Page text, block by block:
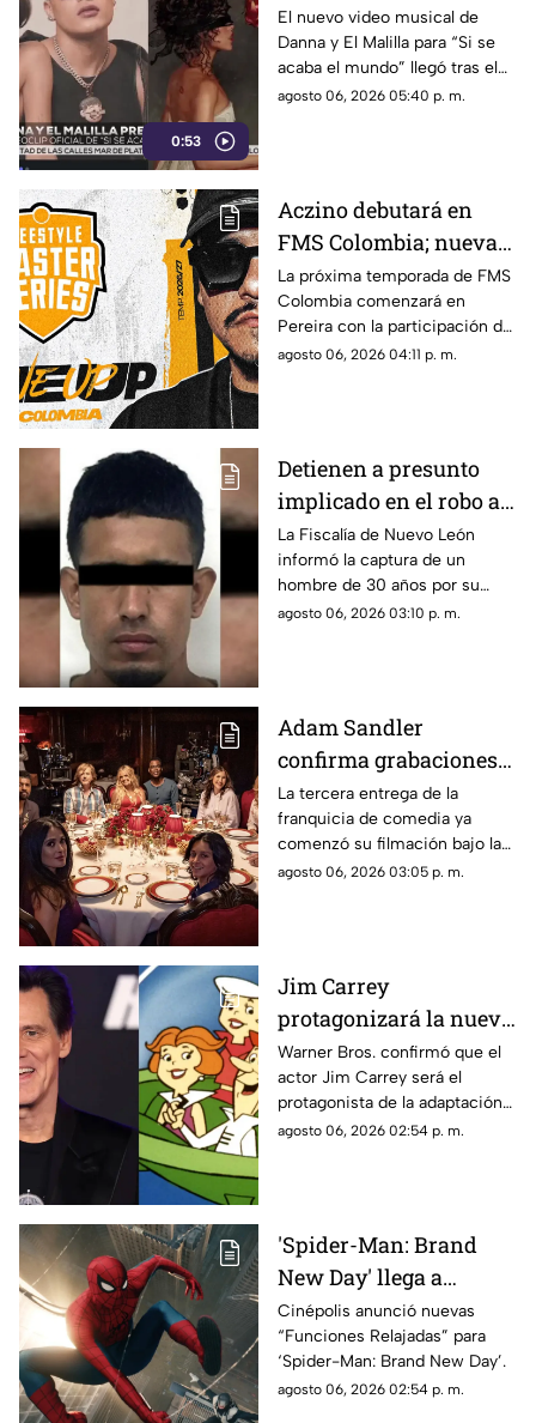
0:53
videoclip y aumentan
expectativa entre sus
fans
El nuevo video musical de
Danna y El Malilla para “Si se
acaba el mundo” llegó tras el
buen recibimiento del sencillo
agosto 06, 2026 05:40 p. m.
Aczino debutará en
FMS Colombia; nueva
temporada ya tiene
fecha de inicio
La próxima temporada de FMS
Colombia comenzará en
Pereira con la participación del
mexicano Aczino y el regreso
agosto 06, 2026 04:11 p. m.
Detienen a presunto
implicado en el robo a
la casa de Karely Ruiz;
huellas dactilares
fueron clave
La Fiscalía de Nuevo León
informó la captura de un
hombre de 30 años por su
presunta participación en el
agosto 06, 2026 03:10 p. m.
Adam Sandler
confirma grabaciones
de 'Son Como Niños 3';
vuelve elenco original
La tercera entrega de la
franquicia de comedia ya
comenzó su filmación bajo la
producción de Netflix.
agosto 06, 2026 03:05 p. m.
Jim Carrey
protagonizará la nueva
película live-action de
'Los Supersónicos'
Warner Bros. confirmó que el
actor Jim Carrey será el
protagonista de la adaptación
en acción real de “Los
agosto 06, 2026 02:54 p. m.
'Spider-Man: Brand
New Day' llega a
Chihuahua con
funciones adaptadas
para personas
neurodivergentes
Cinépolis anunció nuevas
“Funciones Relajadas” para
‘Spider-Man: Brand New Day’.
agosto 06, 2026 02:54 p. m.